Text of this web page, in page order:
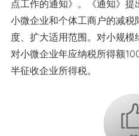
点工作的通知》。《通知》提
小微企业和个体工商户的减税
度、扩大适用范围。对小规模
对小微企业年应纳税所得额
半征收企业所得税。